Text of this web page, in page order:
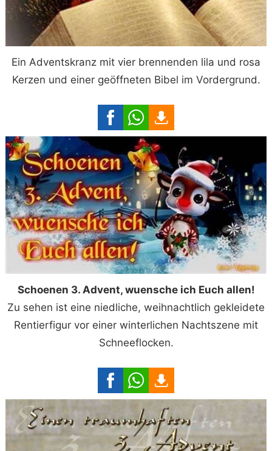
Ein Adventskranz mit vier brennenden lila und rosa
Kerzen und einer geöffneten Bibel im Vordergrund.
Schoenen 3. Advent, wuensche ich Euch allen!
Zu sehen ist eine niedliche, weihnachtlich gekleidete
Rentierfigur vor einer winterlichen Nachtszene mit
Schneeflocken.